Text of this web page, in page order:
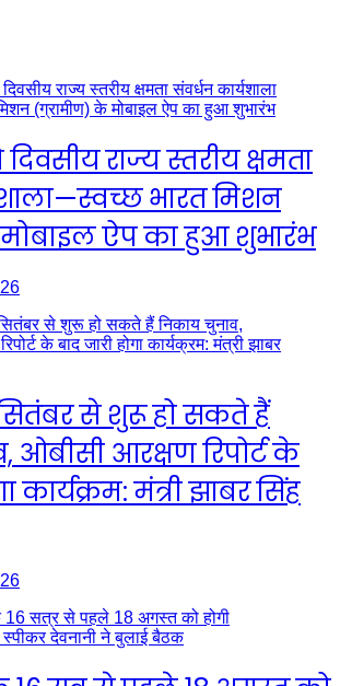
राज्य स्तरीय क्षमता
भारत मिशन
मोबाइल ऐप का हुआ शुभारंभ
से शुरू हो सकते हैं
ओबीसी आरक्षण रिपोर्ट के
कार्यक्रम: मंत्री झाबर सिंह